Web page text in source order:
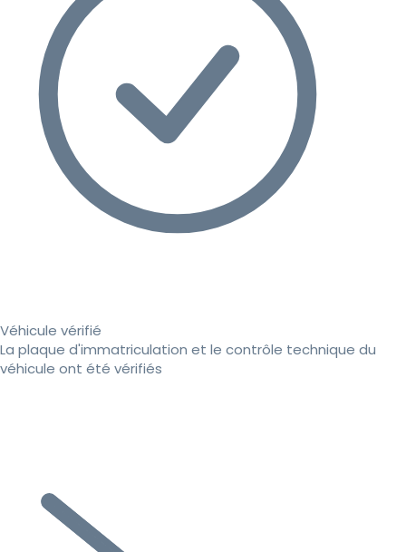
Véhicule vérifié
La plaque d'immatriculation et le contrôle technique du
véhicule ont été vérifiés